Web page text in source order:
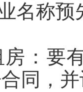
名称预
：要
同，